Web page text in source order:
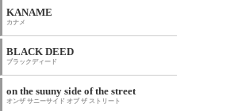
KANAME
カナメ
BLACK DEED
ブラックディード
on the suuny side of the street
オンザ サニーサイド オブ ザ ストリート